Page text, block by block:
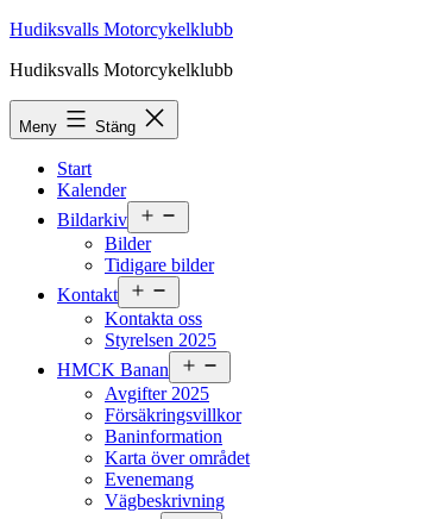
Hoppa
innehåll
Hudiksvalls Motorcykelklubb
Hudiksvalls Motorcykelklubb
Meny Stäng
Start
Kalender
Bildarkiv
meny
Bilder
Tidigare bilder
Kontakt
meny
Kontakta oss
Styrelsen 2025
HMCK Banan
meny
Avgifter 2025
Försäkringsvillkor
Baninformation
Karta över området
Evenemang
Vägbeskrivning